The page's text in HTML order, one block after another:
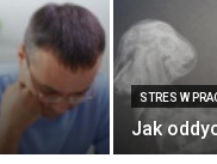
STRES W
Jak